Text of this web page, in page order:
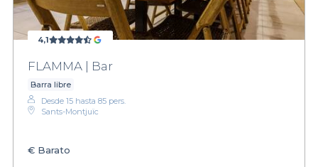
4,1
FLAMMA | Bar
Barra libre
Desde 15 hasta 85 pers.
Sants-Montjuïc
€ Barato